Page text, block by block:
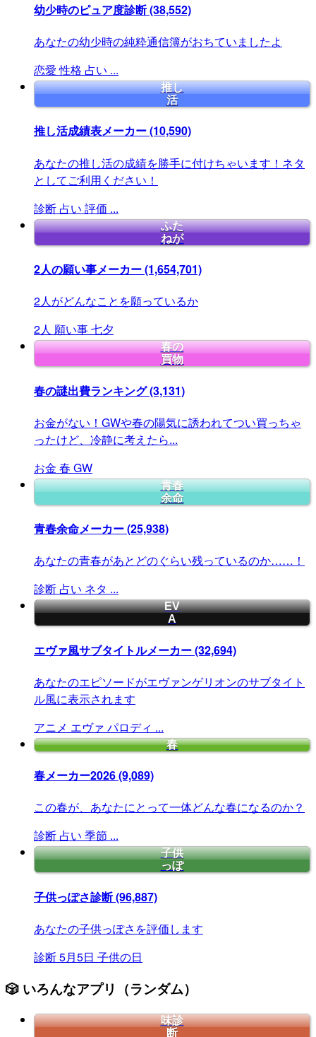
幼少時のピュア度診断(38,552)
あなたの幼少時の純粋通信簿がおちていましたよ
恋愛 性格 占い ...
推し
活
推し活成績表メーカー(10,590)
あなたの推し活の成績を勝手に付けちゃいます！ネタ
としてご利用ください！
診断 占い 評価 ...
ふた
ねが
2人の願い事メーカー(1,654,701)
2人がどんなことを願っているか
2人 願い事七夕
春の
買物
春の謎出費ランキング(3,131)
お金がない！GWや春の陽気に誘われてつい買っちゃ
ったけど、冷静に考えたら...
お金 春 GW
青春
余命
青春余命メーカー(25,938)
あなたの青春があとどのぐらい残っているのか……！
診断 占い ネタ ...
EV
A
エヴァ風サブタイトルメーカー(32,694)
あなたのエピソードがエヴァンゲリオンのサブタイト
ル風に表示されます
アニメ エヴァ パロディ ...
春
春メーカー2026(9,089)
この春が、あなたにとって一体どんな春になるのか？
診断 占い 季節 ...
子供
っぽ
子供っぽさ診断(96,887)
あなたの子供っぽさを評価します
診断5月5日 子供の日
🎲 いろんなアプリ（ランダム）
味診
断